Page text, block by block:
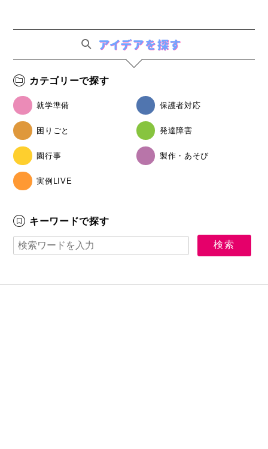
カテゴリーで探す
就学準備 保護者対応
困りごと 発達障害
園行事 製作・あそび
実例LIVE
キーワードで探す